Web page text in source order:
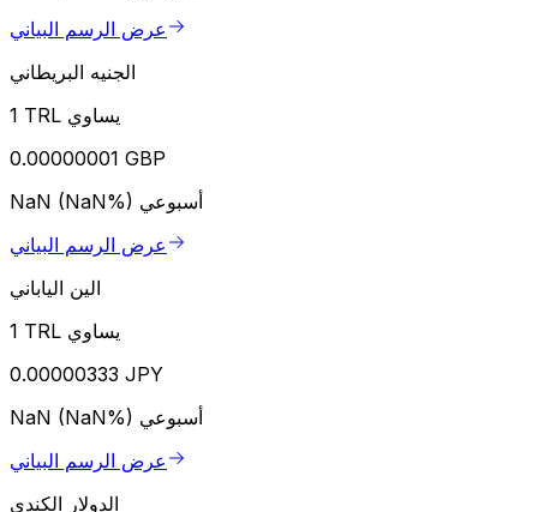
عرض الرسم البياني
الجنيه البريطاني
1 TRL يساوي
0.00000001 GBP
NaN (NaN%) أسبوعي
عرض الرسم البياني
الين الياباني
1 TRL يساوي
0.00000333 JPY
NaN (NaN%) أسبوعي
عرض الرسم البياني
الدولار الكندي